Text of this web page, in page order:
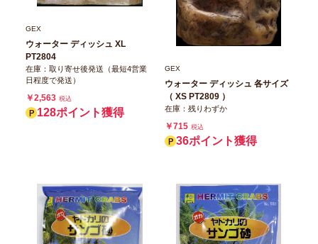
GEX
ウォーター ディッシュ XL
PT2804
在庫：取り寄せ後発送（最短4営業
日程度で発送）
￥2,563 税込
128ポイント獲得
GEX
ウォーター ディッシュ 各サイズ
（ XS PT2809 ）
在庫：残りわずか
￥715 税込
36ポイント獲得